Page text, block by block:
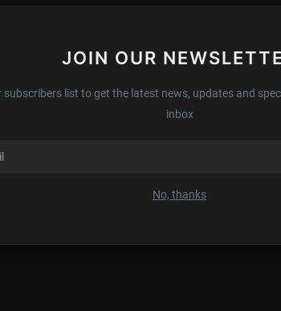
JOIN OUR
subscribers list to get the latest news, updates and
inbox
No, thanks